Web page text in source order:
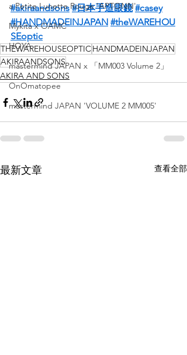
a Petite Lunette Rouge 'APTONN'
Mykita x OAMC
HOYA
mastermind JAPAN x 「MM003 Volume 2」
OnOmatopee
mastermind JAPAN 'VOLUME 2 MM005'
#akiraandsons #日本手造眼鏡 #casey
#HANDMADEINJAPAN #theWAREHOU
SEoptic
THEWAREHOUSEOPTICHANDMADEINJAPAN
AKIRAANDSONS
AKIRA AND SONS
最新文章 查看全部